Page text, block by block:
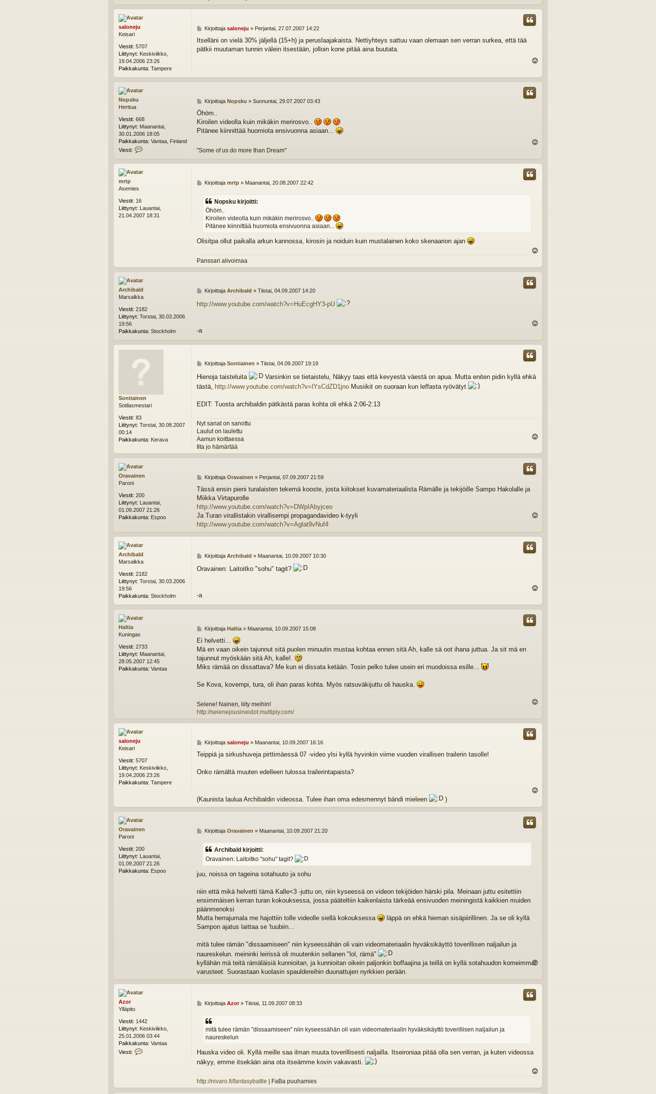
s
saloneju
Keisari
Viestit: 5707
Liittynyt: Keskiviikko,
19.04.2006 23:26
Paikkakunta: Tampere
V
e
s
Kirjoittaja saloneju » Perjantai, 27.07.2007 14:22
Itselläni on vielä 30% jäljellä (15+h) ja peruslaajakaista. Nettiyhteys sattuu vaan olemaan sen verran surkea, että tää
pätkii muutaman tunnin välein itsestään, jolloin kone pitää aina buutata.
ö
s
Nopsku
Herttua
Viestit: 668
Liittynyt: Maanantai,
30.01.2006 18:05
Paikkakunta: Vantaa, Finland
Viesti:
e
p
s
V
e
s
t
Kirjoittaja Nopsku » Sunnuntai, 29.07.2007 03:43
Öhöm..
Kiroilen videolla kuin mikäkin merirosvo..
Pitänee kiinnittää huomiota ensivuonna asiaan...
"Some of us do more than Dream"
s
mrtp
Asemies
Viestit: 16
Liittynyt: Lauantai,
21.04.2007 18:31
V
e
Kirjoittaja mrtp» Maanantai, 20.08.2007 22:42
Nopsku kirjoitti:
Öhöm..
Kiroilen videolla kuin mikäkin merirosvo..
Pitänee kiinnittää huomiota ensivuonna asiaan...
Olisitpa ollut paikalla arkun kannossa, kirosin ja noiduin kuin mustalainen koko skenaarion ajan
Panssari alivoimaa
ö
s
Archibald
Marsalkka
Viestit: 2182
Liittynyt: Torstai, 30.03.2006
19:56
Paikkakunta: Stockholm
V
e
Kirjoittaja Archibald » Tiistai, 04.09.2007 14:20
http://www.youtube.com/watch?v=HuEcgHY3-pU
-a
s
Sontiainen
Sotilasmestari
Viestit: 83
Liittynyt: Torstai, 30.08.2007
00:14
Paikkakunta: Kerava
V
e
s
Kirjoittaja Sontiainen » Tiistai, 04.09.2007 19:19
Hienoja taisteluita
Varsinkin se tietaistelu, Näkyy taas että kevyestä väestä on apua. Mutta eniten pidin kyllä ehkä
tästä,
http://www.youtube.com/watch?v=lYsCdZD1jno Musiikit on suoraan kun leffasta ryövätyt
EDIT: Tuosta archibaldin pätkästä paras kohta oli ehkä 2:06-2:13
Nyt sanat on sanottu
Laulut on laulettu
Aamun koittaessa
Ilta jo hämärtää
ö
s
Oravainen
Paroni
Viestit: 200
Liittynyt: Lauantai,
01.09.2007 21:26
Paikkakunta: Espoo
V
e
s
t
i
Kirjoittaja Oravainen » Perjantai, 07.09.2007 21:59
Tässä ensin pieni turalaisten tekemä kooste, josta kiitokset kuvamateriaalista Rämälle ja tekijöille Sampo Hakolalle ja
Miikka Virtapurolle
http://www.youtube.com/watch?v=DWpIAbyjceo
Ja Turan virallistakin virallisempi propagandavideo k-tyyli
http://www.youtube.com/watch?v=Aglat9vNuf4
s
Archibald
Marsalkka
Viestit: 2182
Liittynyt: Torstai, 30.03.2006
19:56
Paikkakunta: Stockholm
V
e
Kirjoittaja Archibald » Maanantai, 10.09.2007 10:30
Oravainen: Laitoitko "sohu" tagit?
-a
ö
s
Haltia
Kuningas
Viestit: 2733
Liittynyt: Maanantai,
28.05.2007 12:45
Paikkakunta: Vantaa
V
e
s
t
i
Kirjoittaja Haltia» Maanantai, 10.09.2007 15:08
Ei helvetti...
Mä en vaan oikein tajunnut sitä puolen minuutin mustaa kohtaa ennen sitä Ah, kalle sä oot ihana juttua. Ja sit mä en
tajunnut myöskään sitä Ah, kalle!.
Miks rämää on dissattava? Me kun ei dissata ketään. Tosin pelko tulee usein eri muodoissa esille...
Se Kova, kovempi, tura, oli ihan paras kohta. Myös ratsuväkijuttu oli hauska.
Selene! Nainen, liity meihin!
http://selenejousineidot.multiply.com/
s
saloneju
Keisari
Viestit: 5707
Liittynyt: Keskiviikko,
19.04.2006 23:26
Paikkakunta: Tampere
V
e
t
Kirjoittaja saloneju » Maanantai, 10.09.2007 16:16
Teippiä ja sirkushuveja pirttimäessä 07 -video ylsi kyllä hyvinkin viime vuoden virallisen trailerin tasolle!
Onko rämältä muuten edelleen tulossa trailerintapaista?
(Kaunista laulua Archibaldin videossa. Tulee ihan oma edesmennyt bändi mieleen )
ö
s
Oravainen
Paroni
Viestit: 200
Liittynyt: Lauantai,
01.09.2007 21:26
Paikkakunta: Espoo
V
e
Kirjoittaja Oravainen » Maanantai, 10.09.2007 21:20
Archibald kirjoitti:
Oravainen: Laitoitko "sohu" tagit?
juu, noissa on tageina sotahuuto ja sohu
niin että mikä helvetti tämä Kalle<3 -juttu on, niin kyseessä on videon tekijöiden härski pila. Meinaan juttu esitettiin
ensimmäisen kerran turan kokouksessa, jossa pääteltiin kaikenlaista tärkeää ensivuoden meiningistä kaikkien muiden
päänmenoksi
Mutta herrajumala me hajottiin tolle videolle siellä kokouksessa
läppä on ehkä hieman sisäpiirillinen. Ja se oli kyllä
Sampon ajatus laittaa se 'tuubiin...
mitä tulee rämän "dissaamiseen" niin kyseessähän oli vain videomateriaalin hyväksikäyttö toverillisen naljailun ja
naureskelun. meininki leirissä oli muutenkin sellanen "lol, rämä"
kyllähän mä teitä rämäläisiä kunnioitan, ja kunnioitan oikein paljonkin boffaajina ja teillä on kyllä sotahuudon komeimmat
varusteet. Suorastaan kuolasin spauldereihin duunattujen nyrkkien perään.
s
Azor
Ylläpito
Viestit: 1442
Liittynyt: Keskiviikko,
25.01.2006 03:44
Paikkakunta: Vantaa
Viesti:
i
V
e
Kirjoittaja Azor» Tiistai, 11.09.2007 08:33
mitä tulee rämän "dissaamiseen" niin kyseessähän oli vain videomateriaalin hyväksikäyttö toverillisen naljailun ja
naureskelun
Hauska video oli. Kyllä meille saa ilman muuta toverillisesti naljailla. Itseironiaa pitää olla sen verran, ja kuten videossa
näkyy, emme itsekään aina ota itseämme kovin vakavasti.
http://nivaro.fi/fantasybattle | FaBa puuhamies
ö